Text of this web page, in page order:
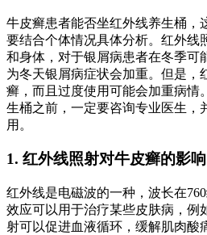
牛皮癣患者能否坐红外线养生桶，
要结合个体情况具体分析。红外线
和身体，对于银屑病患者在冬季可
为冬天银屑病症状会加重。但是，
癣，而且过度使用可能会加重病情
生桶之前，一定要咨询专业医生，
用。
1. 红外线照射对牛皮癣的影响
红外线是电磁波的一种，波长在
效应可以用于治疗某些皮肤病，例
射可以促进血液循环，缓解肌肉酸